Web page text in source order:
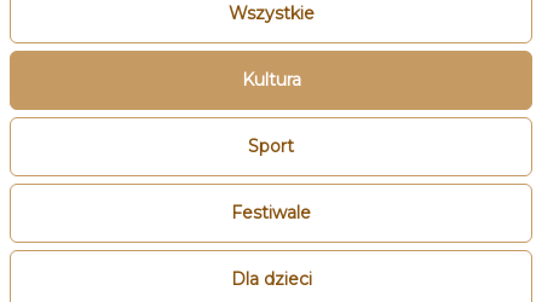
Wszystkie
Kultura
Sport
Festiwale
Dla dzieci